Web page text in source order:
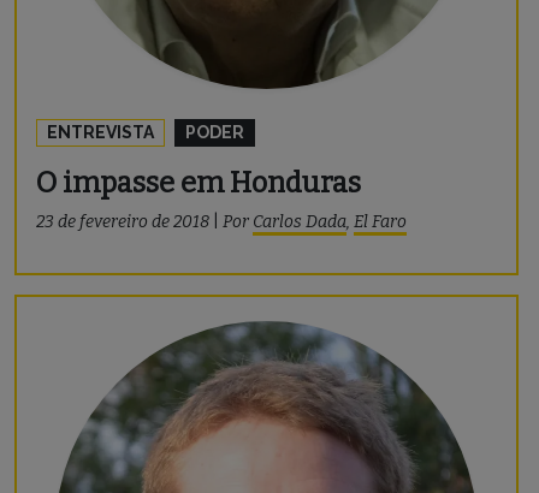
ENTREVISTA PODER
O impasse em Honduras
23 de fevereiro de 2018 Por Carlos Dada, El Faro